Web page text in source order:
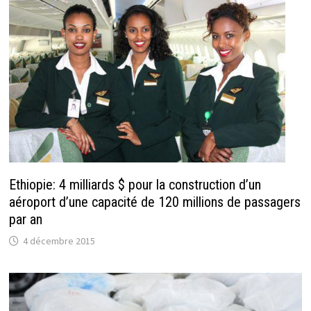
Ethiopie: 4 milliards $ pour la construction d’un
aéroport d’une capacité de 120 millions de passagers
par an
4 décembre 2015